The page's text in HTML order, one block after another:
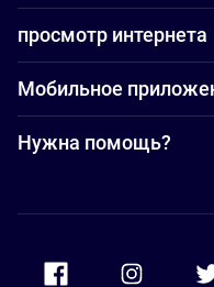
просмотр интернета
Мобильное
Нужна помощь?
Accor Facebook